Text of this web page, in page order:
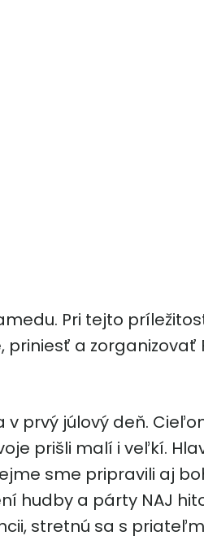
Pri tejto
a zorganizovať
prvý júlový deň.
prišli malí i veľkí.
sme pripravili aj
hudby a párty NAJ
stretnú sa s